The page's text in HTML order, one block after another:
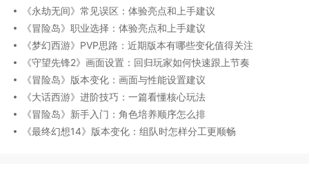
《永劫无间》常见误区：体验亮点和上手建议
《冒险岛》职业选择：体验亮点和上手建议
《梦幻西游》PVP思路：近期版本有哪些变化值得关注
《守望先锋2》画面设置：回归玩家如何快速跟上节奏
《冒险岛》版本变化：画面与性能设置建议
《大话西游》进阶技巧：一篇看懂核心玩法
《冒险岛》新手入门：角色培养顺序怎么排
《最终幻想14》版本变化：组队时怎样分工更顺畅